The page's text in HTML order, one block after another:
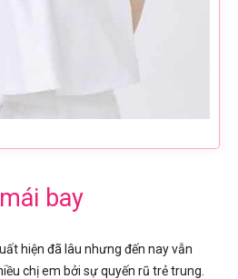
bay
hiện đã lâu nhưng đến nay vẫn
chị em bởi sự quyến rũ trẻ trung.